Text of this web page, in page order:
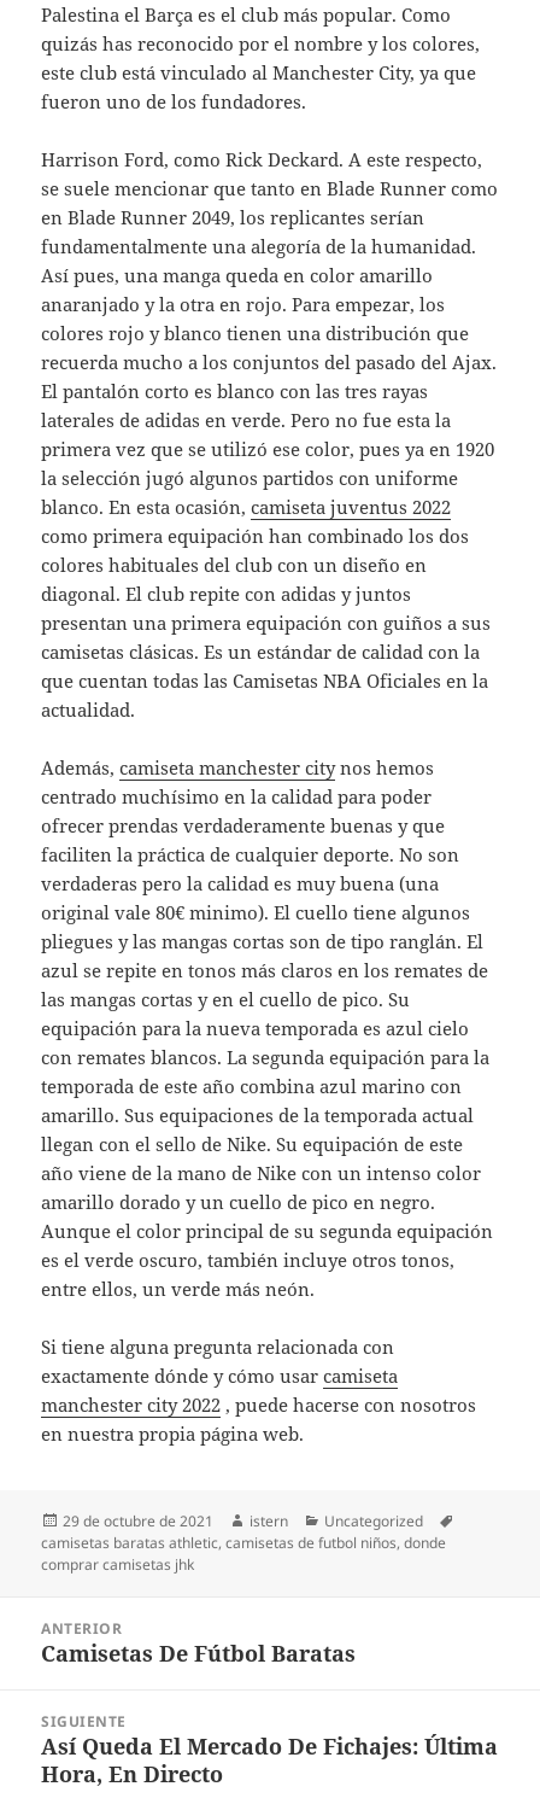
Palestina el Barça es el club más popular. Como
quizás has reconocido por el nombre y los colores,
este club está vinculado al Manchester City, ya que
fueron uno de los fundadores.
Harrison Ford, como Rick Deckard. A este respecto,
se suele mencionar que tanto en Blade Runner como
en Blade Runner 2049, los replicantes serían
fundamentalmente una alegoría de la humanidad.
Así pues, una manga queda en color amarillo
anaranjado y la otra en rojo. Para empezar, los
colores rojo y blanco tienen una distribución que
recuerda mucho a los conjuntos del pasado del Ajax.
El pantalón corto es blanco con las tres rayas
laterales de adidas en verde. Pero no fue esta la
primera vez que se utilizó ese color, pues ya en 1920
la selección jugó algunos partidos con uniforme
blanco. En esta ocasión,camiseta juventus 2022
como primera equipación han combinado los dos
colores habituales del club con un diseño en
diagonal. El club repite con adidas y juntos
presentan una primera equipación con guiños a sus
camisetas clásicas. Es un estándar de calidad con la
que cuentan todas las Camisetas NBA Oficiales en la
actualidad.
Además,camiseta manchester citynos hemos
centrado muchísimo en la calidad para poder
ofrecer prendas verdaderamente buenas y que
faciliten la práctica de cualquier deporte. No son
verdaderas pero la calidad es muy buena (una
original vale 80€ minimo). El cuello tiene algunos
pliegues y las mangas cortas son de tipo ranglán. El
azul se repite en tonos más claros en los remates de
las mangas cortas y en el cuello de pico. Su
equipación para la nueva temporada es azul cielo
con remates blancos. La segunda equipación para la
temporada de este año combina azul marino con
amarillo. Sus equipaciones de la temporada actual
llegan con el sello de Nike. Su equipación de este
año viene de la mano de Nike con un intenso color
amarillo dorado y un cuello de pico en negro.
Aunque el color principal de su segunda equipación
es el verde oscuro, también incluye otros tonos,
entre ellos, un verde más neón.
Si tiene alguna pregunta relacionada con
exactamente dónde y cómo usarcamiseta
manchester city 2022 , puede hacerse con nosotros
en nuestra propia página web.
Publicado
el
29 de octubre de 2021 Autor
istern Categorías
Uncategorized
camisetas baratas athletic,camisetas de futbol niños,donde
comprar camisetas jhk
entradas
ANTERIOR
Entrada
Camisetas De Fútbol Baratas
SIGUIENTE
Entrada
siguiente:
Así Queda El Mercado De Fichajes: Última
Hora, En Directo